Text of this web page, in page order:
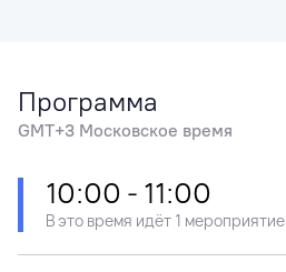
Программа
GMT+3 Московское время
10:00 - 11:00
В это время идёт 1 мероприятие